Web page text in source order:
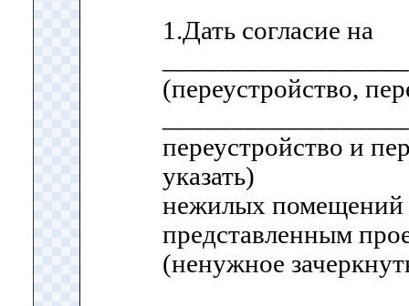
1.Дать согласие на
(переустройство,
переустройство и
указать)
нежилых помещений
представленным
(ненужное